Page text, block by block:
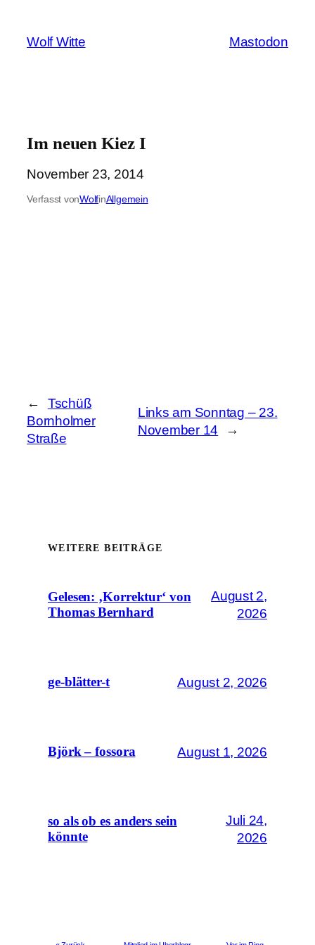
springen
Wolf Witte Mastodon
Im neuen Kiez I
November 23, 2014
Verfasst vonWolfinAllgemein
←
Tschüß
Bornholmer
Straße
Links am Sonntag – 23.
November 14
→
WEITERE BEITRÄGE
Gelesen: ‚Korrektur‘ von
Thomas Bernhard
August 2,
2026
ge-blätter-t August 2, 2026
Björk – fossora August 1, 2026
so als ob es anders sein
könnte
Juli 24,
2026